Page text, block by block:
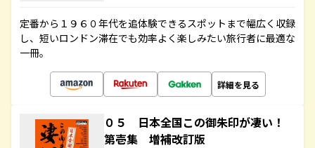
定番から１９６０年代を追体験できるスポットまで幅広く収録
し、短いロンドン滞在でも効率よく楽しみたい旅行者に最適な
一冊。
詳細を見る
０５ 日本全国この御朱印が凄い！
第壱集 増補改訂版